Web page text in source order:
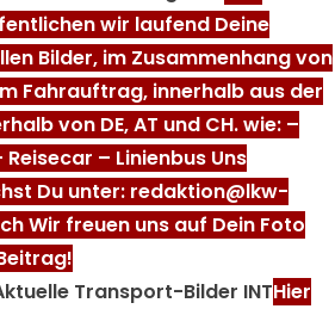
wir laufend Deine
Bilder, im Zusammenhang von
Fahrauftrag, innerhalb aus der
von DE, AT und CH. wie: –
Reisecar – Linienbus Uns
Du unter: redaktion@lkw-
Wir freuen uns auf Dein Foto
Transport-Bilder INTHier